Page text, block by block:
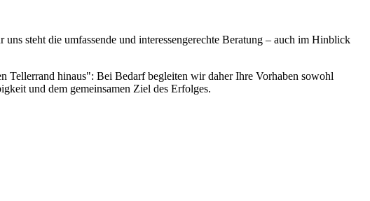
steht die umfassende und interessengerechte Beratung – auch im Hinblick
Tellerrand hinaus": Bei Bedarf begleiten wir daher Ihre Vorhaben sowohl
und dem gemeinsamen Ziel des Erfolges.